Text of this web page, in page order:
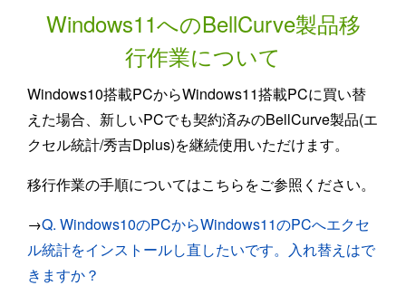
Windows11へのBellCurve製品移
行作業について
Windows10搭載PCからWindows11搭載PCに買い替
えた場合、新しいPCでも契約済みのBellCurve製品(エ
クセル統計/秀吉Dplus)を継続使用いただけます。
移行作業の手順についてはこちらをご参照ください。
→Q. Windows10のPCからWindows11のPCへエクセ
ル統計をインストールし直したいです。入れ替えはで
きますか？